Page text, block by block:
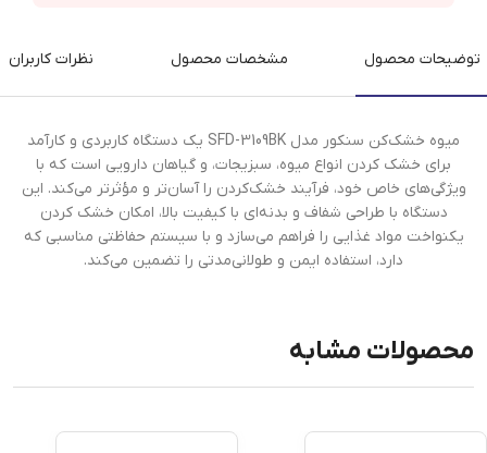
توضیحات محصول مشخصات محصول نظرات کاربران
میوه خشک‌کن سنکور مدل SFD-3109BK یک دستگاه کاربردی و کارآمد
برای خشک کردن انواع میوه، سبزیجات، و گیاهان دارویی است که با
ویژگی‌های خاص خود، فرآیند خشک‌کردن را آسان‌تر و مؤثرتر می‌کند. این
دستگاه با طراحی شفاف و بدنه‌ای با کیفیت بالا، امکان خشک کردن
یکنواخت مواد غذایی را فراهم می‌سازد و با سیستم حفاظتی مناسبی که
دارد، استفاده ایمن و طولانی‌مدتی را تضمین می‌کند.
محصولات مشابه